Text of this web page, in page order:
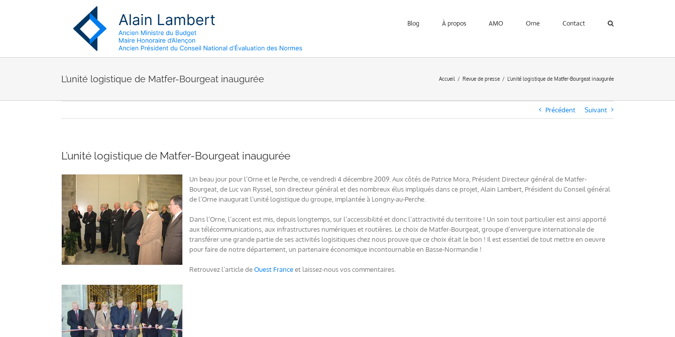
Blog À propos AMO Orne Contact
L’unité logistique de Matfer-Bourgeat inaugurée Accueil Revue de presse L’unité logistique de Matfer-Bourgeat inaugurée
Précédent Suivant
L’unité logistique de Matfer-Bourgeat inaugurée
Un beau jour pour l’Orne et le Perche, ce vendredi 4 décembre 2009. Aux côtés de Patrice Mora, Président Directeur général de Matfer-
Bourgeat, de Luc van Ryssel, son directeur général et des nombreux élus impliqués dans ce projet, Alain Lambert, Président du Conseil général
de l’Orne inaugurait l’unité logistique du groupe, implantée à Longny-au-Perche.
Dans l’Orne, l’accent est mis, depuis longtemps, sur l’accessibilité et donc l’attractivité du territoire ! Un soin tout particulier est ainsi apporté
aux télécommunications, aux infrastructures numériques et routières. Le choix de Matfer-Bourgeat, groupe d’envergure internationale de
transférer une grande partie de ses activités logisitiques chez nous prouve que ce choix était le bon ! Il est essentiel de tout mettre en oeuvre
pour faire de notre département, un partenaire économique incontournable en Basse-Normandie !
Retrouvez l’article deOuest Franceet laissez-nous vos commentaires.